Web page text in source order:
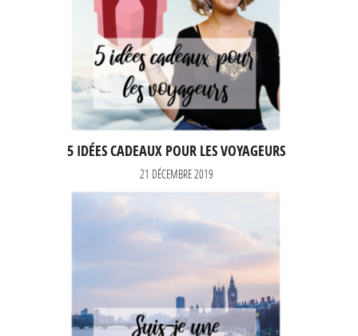
5 IDÉES CADEAUX POUR LES VOYAGEURS
21 DÉCEMBRE 2019